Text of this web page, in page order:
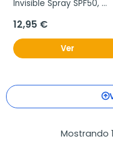
Invisible Spray SPF50,
12,95 €
Ver
Mostrando